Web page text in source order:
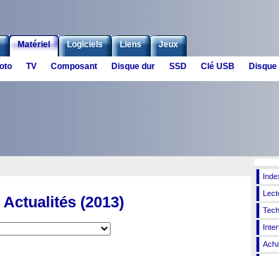
Matériel Logiciels Liens Jeux
TV Composant Disque dur SSD Clé USB
(2013)